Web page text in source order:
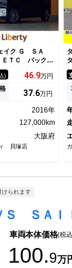
イク Ｇ ＳＡ
ＴＣ バックカ
スライドドア
システム オート
トキー アイド
プ 電動格納ミラ
Ｂｌｕｅｔｏｏ
) 46.9万円
37.6万円
2016年
127,000km
大阪府
ィ 貝塚店
けられます
車両本体価格(税
100.9万